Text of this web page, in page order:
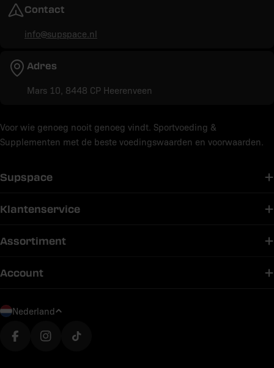
Contact
info@supspace.nl
Adres
Mars 10, 8448 CP Heerenveen
Voor wie genoeg nooit genoeg vindt. Sportvoeding &
Supplementen met de beste voedingswaarden en voorwaarden.
Supspace
Klantenservice
Assortiment
Account
L Nederland
Translation missing: nl.general.social.links.facebook
Translation missing:
Translation missing: